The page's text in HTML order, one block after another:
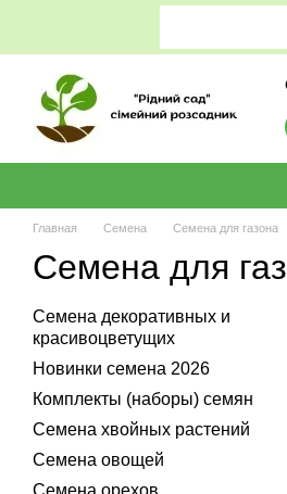
Главная Семена Семена для газона
Семена для
Семена декоративных и
красивоцветущих
Новинки семена 2026
Комплекты (наборы) семян
Семена хвойных растений
Семена овощей
Семена орехов